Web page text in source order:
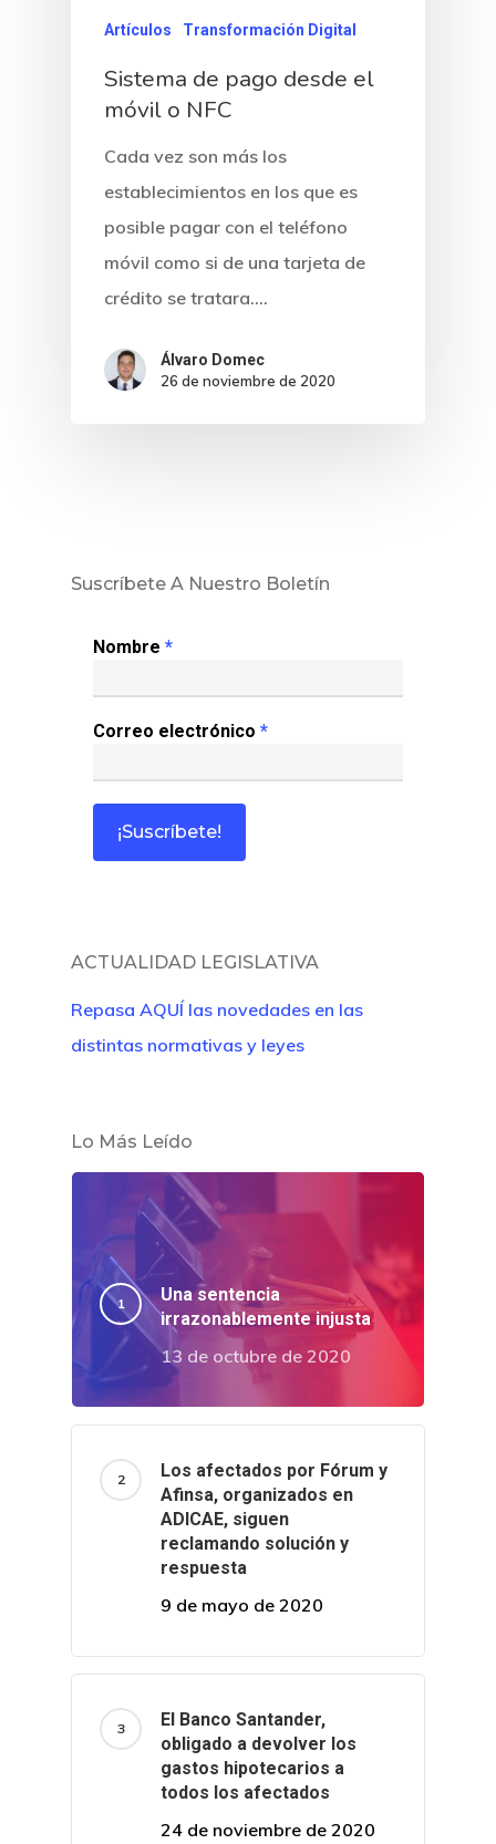
Artículos Transformación Digital
Sistema de pago desde el
móvil o NFC
Cada vez son más los
establecimientos en los que es
posible pagar con el teléfono
móvil como si de una tarjeta de
crédito se tratara.…
Álvaro Domec
26 de noviembre de 2020
Suscríbete A Nuestro Boletín
Nombre *
Correo electrónico *
ACTUALIDAD LEGISLATIVA
Repasa AQUÍ las novedades en las
distintas normativas y leyes
Lo Más Leído
Una sentencia
irrazonablemente injusta
13 de octubre de 2020
Los afectados por Fórum y
Afinsa, organizados en
ADICAE, siguen
reclamando solución y
respuesta
9 de mayo de 2020
El Banco Santander,
obligado a devolver los
gastos hipotecarios a
todos los afectados
24 de noviembre de 2020
Noticias
Sentencias
Revista
Colabora
¿Quiénes